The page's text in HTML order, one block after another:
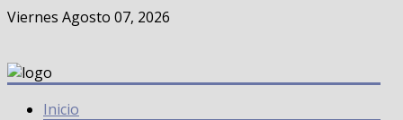
Viernes Agosto 07, 2026
Inicio